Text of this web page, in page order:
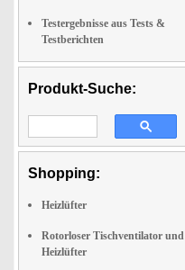
Testergebnisse aus Tests &
Testberichten
Produkt-Suche:
Shopping:
Heizlüfter
Rotorloser Tischventilator und
Heizlüfter